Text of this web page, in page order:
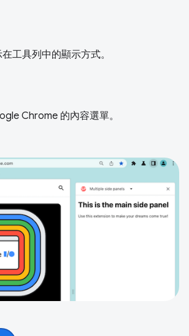
工具列中的顯示方式。
Chrome 的內容選單。